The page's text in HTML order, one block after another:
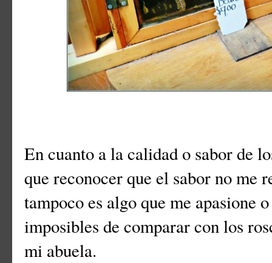
En cuanto a la calidad o sabor de
que reconocer que el sabor no me
tampoco es algo que me apasione
imposibles de comparar con los
mi abuela.